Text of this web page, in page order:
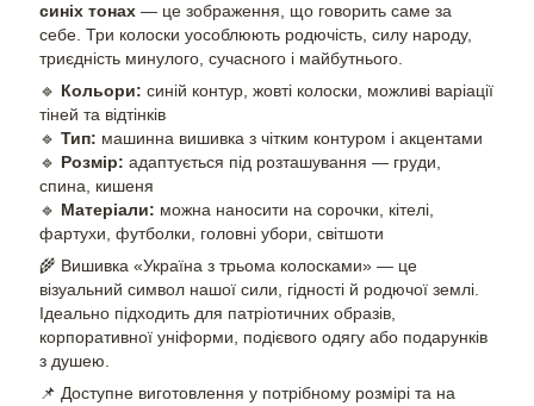
синіх тонах — це зображення, що говорить саме за
себе. Три колоски уособлюють родючість, силу народу,
триєдність минулого, сучасного і майбутнього.
🔹 Кольори: синій контур, жовті колоски, можливі варіації
тіней та відтінків
🔹 Тип: машинна вишивка з чітким контуром і акцентами
🔹 Розмір: адаптується під розташування — груди,
спина, кишеня
🔹 Матеріали: можна наносити на сорочки, кітелі,
фартухи, футболки, головні убори, світшоти
🌾 Вишивка «Україна з трьома колосками» — це
візуальний символ нашої сили, гідності й родючої землі.
Ідеально підходить для патріотичних образів,
корпоративної уніформи, подієвого одягу або подарунків
з душею.
📌 Доступне виготовлення у потрібному розмірі та на